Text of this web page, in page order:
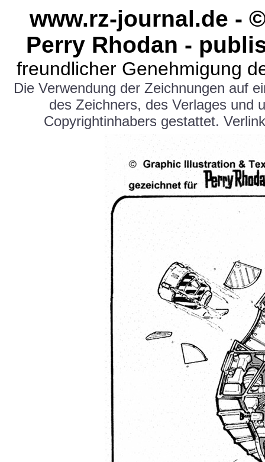
www.rz-journal.de -
Perry Rhodan -
freundlicher Genehmigung
Die Verwendung der Zeichnungen auf
des Zeichners, des Verlages und
Copyrightinhabers gestattet.